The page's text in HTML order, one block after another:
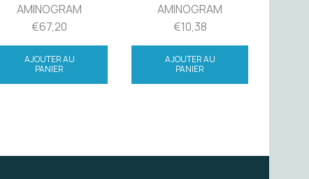
AMINOGRAM
€67,20
AJOUTER AU
PANIER
AMINOGRAM
€10,38
AJOUTER AU
PANIER